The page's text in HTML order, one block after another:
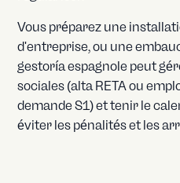
Vous préparez une
d'entreprise, ou une
gestoría espagnole peut
sociales (alta RETA ou
demande S1) et tenir le
éviter les pénalités et les